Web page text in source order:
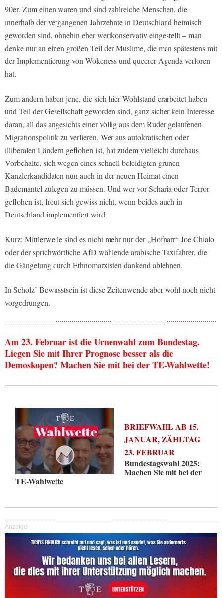
90er. Zum einen waren und sind zahlreiche Menschen, die
innerhalb der vergangenen Jahrzehnte in Deutschland heimisch
geworden sind, ohnehin eher wertkonservativ eingestellt – man
denke nur an einen großen Teil der Muslime, die man spätestens mit
der Implementierung von Wokeness und queerer Agenda verloren
hat.
Zum andern haben jene, die sich hier Wohlstand erarbeitet haben
und Teil der Gesellschaft geworden sind, ganz sicher kein Interesse
daran, all das angesichts einer völlig aus dem Ruder gelaufenen
Migrationspolitik zu verlieren. Wer aus autokratischen oder
illiberalen Ländern geflohen ist, hat zudem vielleicht durchaus
Vorbehalte, sich wegen eines schnell beleidigten grünen
Kanzlerkandidaten nun auch in der neuen Heimat einen
Bademantel zulegen zu müssen. Und wer vor Scharia oder Terror
geflohen ist, freut sich gewiss nicht, wenn beides auch in
Deutschland implementiert wird.
Kurz: Mittlerweile sind es nicht mehr nur der „Hofnarr“ Joe Chialo
oder der sprichwörtliche AfD wählende arabische Taxifahrer, die
die Gängelung durch Ethnomarxisten dankend ablehnen.
In Scholz’ Bewusstsein ist diese Zeitenwende aber wohl noch nicht
vorgedrungen.
Am 23. Februar ist die Urnenwahl zum Bundestag.
Liegen Sie mit Ihrer Prognose besser als die
Demoskopen? Machen Sie mit bei der TE-Wahlwette!
BRIEFWAHL AB 15.
JANUAR, ZÄHLTAG
23. FEBRUAR
Bundestagswahl 2025:
Machen Sie mit bei der
TE-Wahlwette
Anzeige